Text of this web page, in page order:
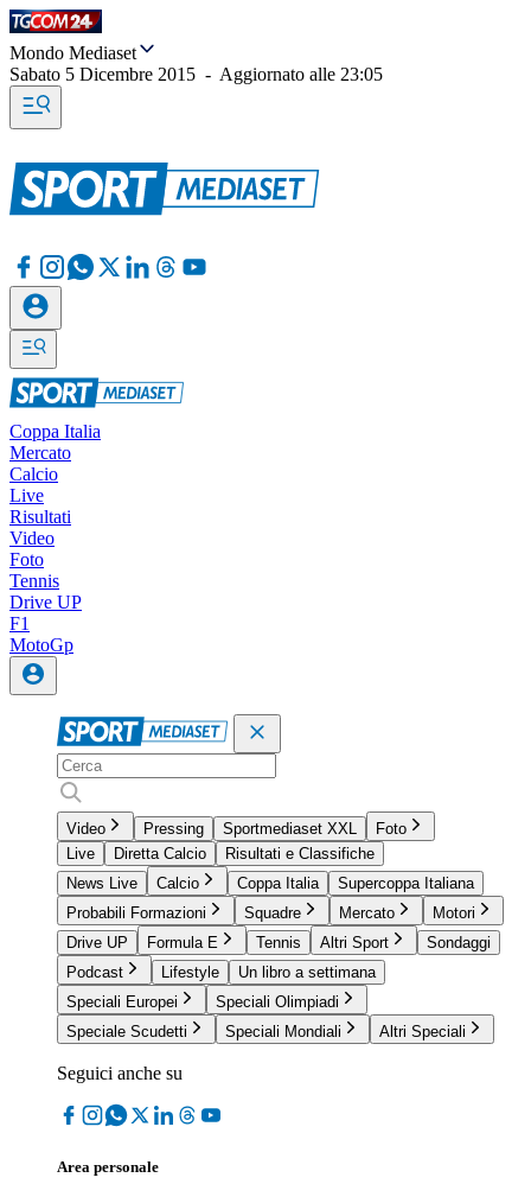
Mondo Mediaset
Sabato 5 Dicembre 2015 - Aggiornato alle 23:05
Coppa Italia
Mercato
Calcio
Live
Risultati
Video
Foto
Tennis
Drive UP
F1
MotoGp
Video Pressing Sportmediaset XXL
Foto
Live
Diretta Calcio
Risultati e Classifiche
News Live
Calcio Coppa Italia
Supercoppa Italiana
Probabili Formazioni
Squadre Mercato
Motori
Drive UP
Formula E Tennis Altri Sport
Sondaggi
Podcast
Lifestyle
Un libro a settimana
Speciali Europei
Speciali Olimpiadi
Speciale Scudetti
Speciali Mondiali Altri Speciali
Seguici anche su
Area personale